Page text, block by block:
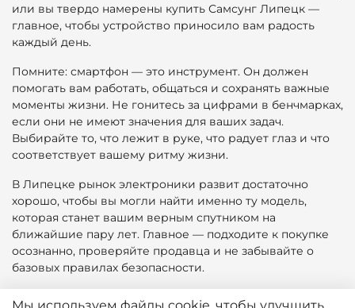
или вы твердо намерены купить Самсунг Липецк —
главное, чтобы устройство приносило вам радость
каждый день.
Помните: смартфон — это инструмент. Он должен
помогать вам работать, общаться и сохранять важные
моменты жизни. Не гонитесь за цифрами в бенчмарках,
если они не имеют значения для ваших задач.
Выбирайте то, что лежит в руке, что радует глаз и что
соответствует вашему ритму жизни.
В Липецке рынок электроники развит достаточно
хорошо, чтобы вы могли найти именно ту модель,
которая станет вашим верным спутником на
ближайшие пару лет. Главное — подходите к покупке
осознанно, проверяйте продавца и не забывайте о
базовых правилах безопасности.
Пусть ваш новый гаджет станет не просто покупкой, а